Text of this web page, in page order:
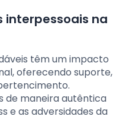
interpessoais na
têm um impacto
oferecendo suporte,
de maneira autêntica
e as adversidades da